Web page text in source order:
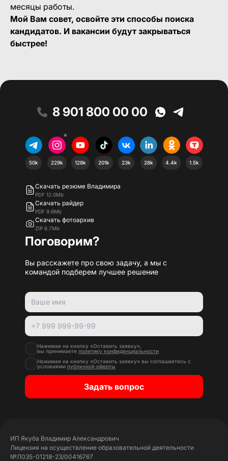
месяцы работы.
Мой Вам совет, освойте эти способы поиска
кандидатов. И вакансии будут закрываться
быстрее!
8 901 800 00 00
50k
*
229k 128k 201k 23k 28k 4.4k 1.5k
Скачать резюме Владимира
PDF 12.0Mb
Скачать райдер
PDF 9.6Mb
Скачать фотоархив
ZIP 6.7Mb
Поговорим?
Вы расскажете про свою задачу, а мы с
командой подберем лучшее решение
Нажимая на кнопку «Оставить заявку»,
вы принимаете политику конфиденциальности
Нажимая на кнопку «Оставить заявку» вы соглашаетесь с
условиями публичной оферты
Задать вопрос
ИП Якуба Владимир Александрович
Лицензия на осуществление образовательной деятельности
№Л035-01218-23/00416767